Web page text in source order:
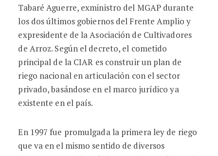
Tabaré Aguerre, exministro del MGAP durante
los dos últimos gobiernos del Frente Amplio y
expresidente de la Asociación de Cultivadores
de Arroz. Según el decreto, el cometido
principal de la CIAR es construir un plan de
riego nacional en articulación con el sector
privado, basándose en el marco jurídico ya
existente en el país.
En 1997 fue promulgada la primera ley de riego
que va en el mismo sentido de diversos